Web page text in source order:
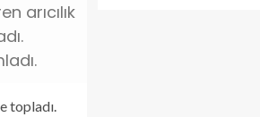
arıcılık
topladı.